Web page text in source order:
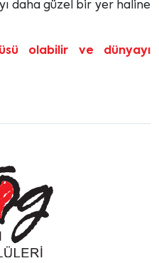
daha güzel bir yer haline
olabilir ve dünyayı